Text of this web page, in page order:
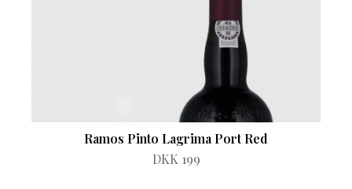
Ramos Pinto Lagrima Port Red
DKK 199